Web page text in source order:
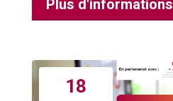
Plus d'informations
18